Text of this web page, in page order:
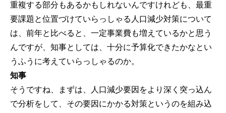
重複する部分もあるかもしれないんですけれども、最重
要課題と位置づけていらっしゃる人口減少対策について
は、前年と比べると、一定事業費も増えているかと思う
んですが、知事としては、十分に予算化できたかなとい
うふうに考えていらっしゃるのか。
知事
そうですね、まずは、人口減少要因をより深く突っ込ん
で分析をして、その要因にかかる対策というのを組み込